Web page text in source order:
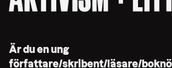
Är du en ung
författare/skribent/läsare/